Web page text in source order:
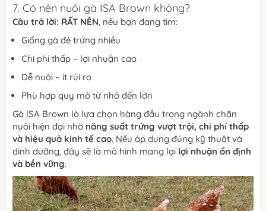
7. Có nên nuôi gà ISA Brown không?
Câu trả lời: RẤT NÊN, nếu bạn đang tìm:
Giống gà đẻ trứng nhiều
Chi phí thấp – lợi nhuận cao
Dễ nuôi – ít rủi ro
Phù hợp quy mô từ nhỏ đến lớn
Gà ISA Brown là lựa chọn hàng đầu trong ngành chăn
nuôi hiện đại nhờ năng suất trứng vượt trội, chi phí thấp
và hiệu quả kinh tế cao. Nếu áp dụng đúng kỹ thuật và
dinh dưỡng, đây sẽ là mô hình mang lại lợi nhuận ổn định
và bền vững.